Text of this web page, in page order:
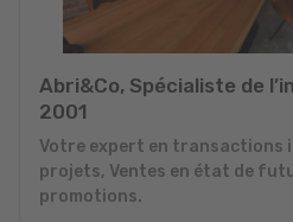
Abri&Co, Spécialiste de
2001
Votre expert en transactions
projets, Ventes en état de
promotions.